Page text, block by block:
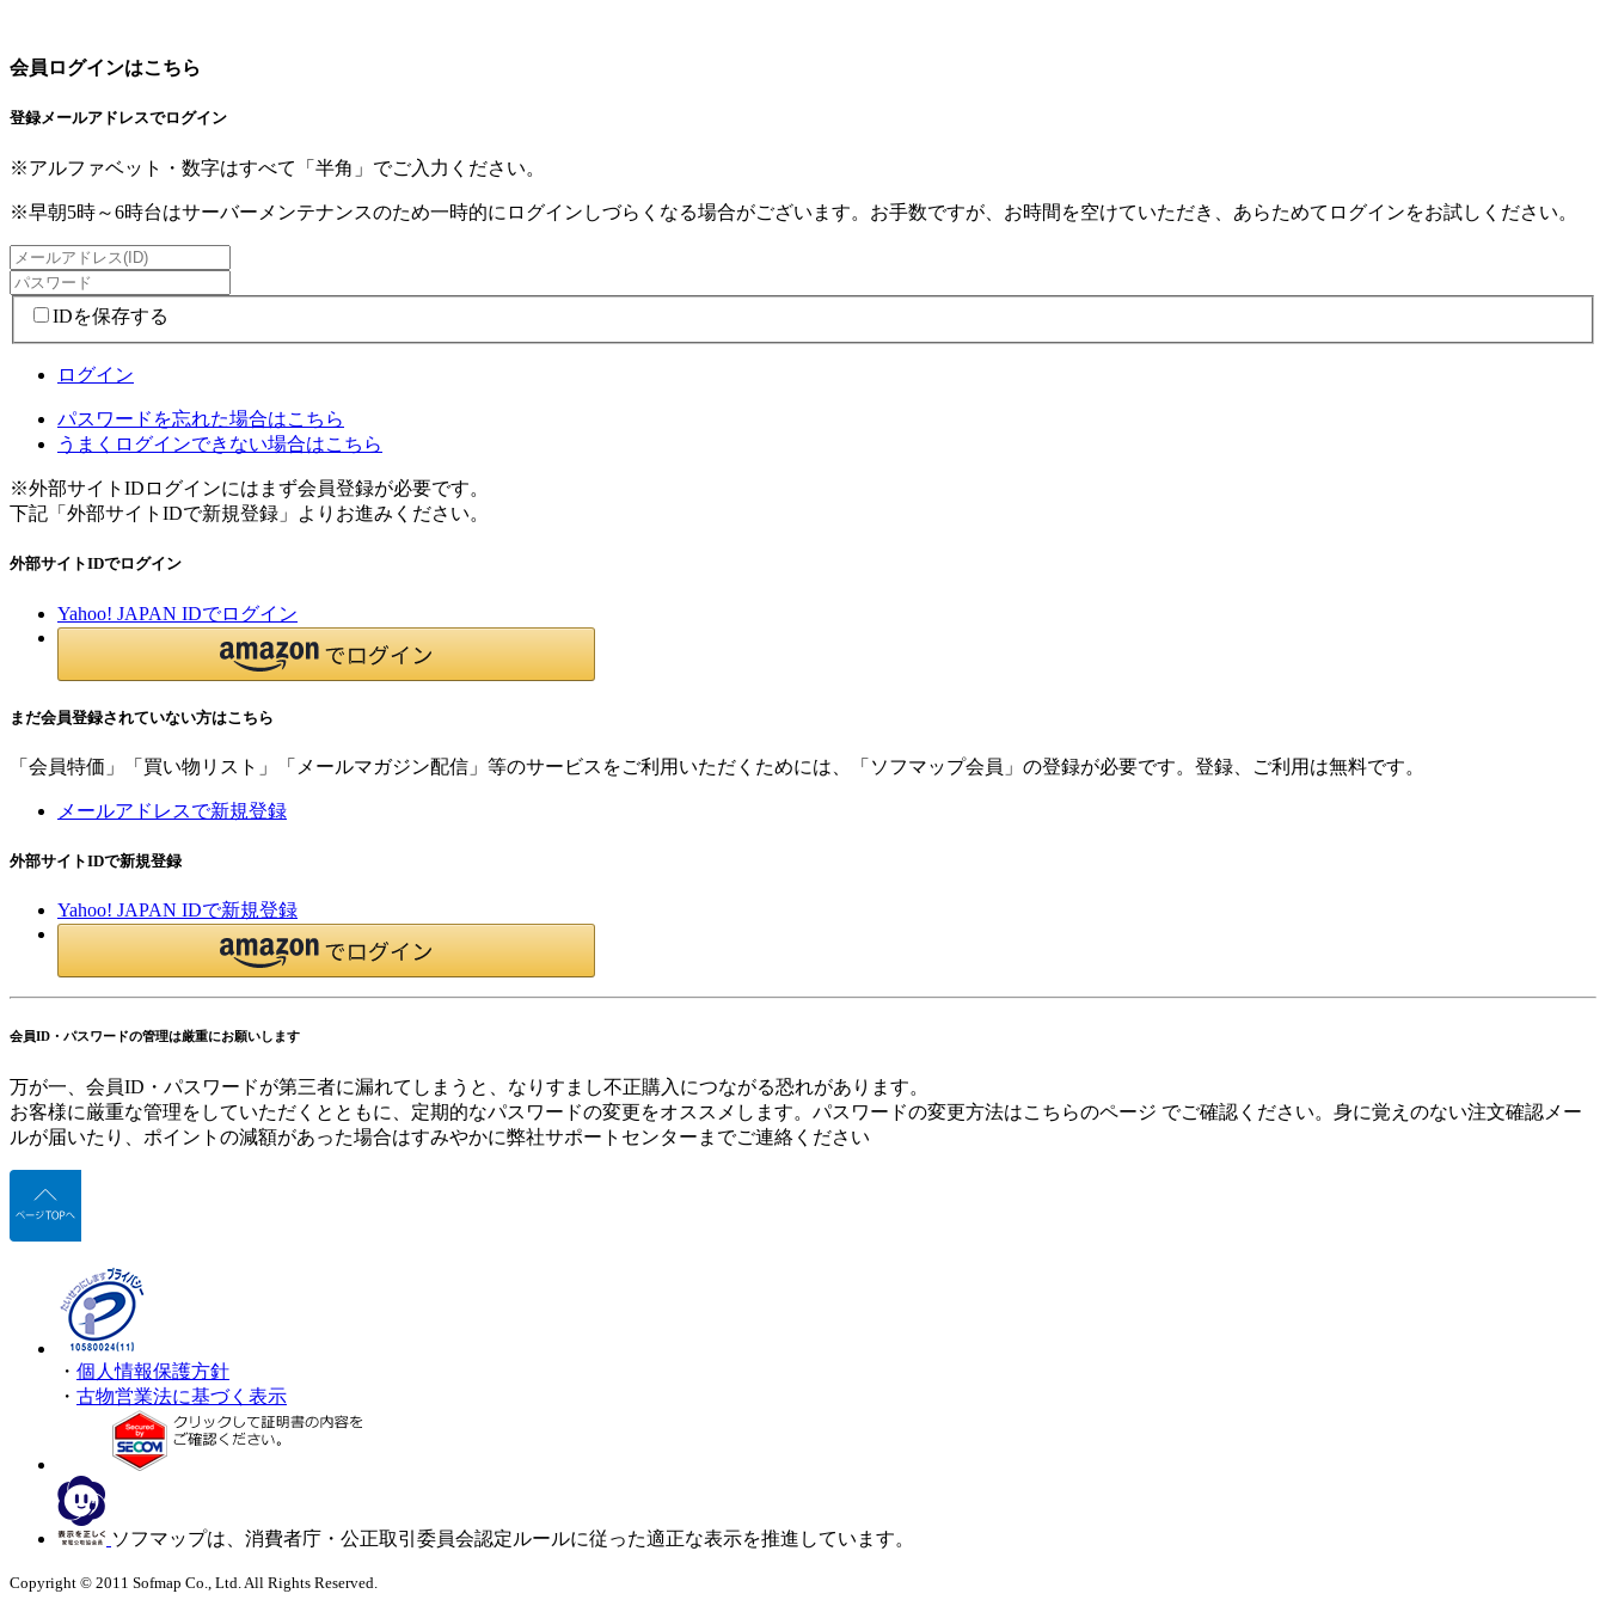
会員ログインはこちら
登録メールアドレスでログイン
※アルファベット・数字はすべて「半角」でご入力ください。
※早朝5時～6時台はサーバーメンテナンスのため一時的にログインしづらくなる場合がございます。お手数ですが、お時間を空けていただき、あらためてログインをお試しください。
IDを保存する
ログイン
パスワードを忘れた場合はこちら
うまくログインできない場合はこちら
※外部サイトIDログインにはまず会員登録が必要です。
下記「外部サイトIDで新規登録」よりお進みください。
外部サイトIDでログイン
Yahoo! JAPAN IDでログイン
まだ会員登録されていない方はこちら
「会員特価」「買い物リスト」「メールマガジン配信」等のサービスをご利用いただくためには、「ソフマップ会員」の登録が必要です。登録、ご利用は無料です。
メールアドレスで新規登録
外部サイトIDで新規登録
Yahoo! JAPAN IDで新規登録
会員ID・パスワードの管理は厳重にお願いします
万が一、会員ID・パスワードが第三者に漏れてしまうと、なりすまし不正購入につながる恐れがあります。
お客様に厳重な管理をしていただくとともに、定期的なパスワードの変更をオススメします。パスワードの変更方法はこちらのページ でご確認ください。身に覚えのない注文確認メー
ルが届いたり、ポイントの減額があった場合はすみやかに弊社サポートセンターまでご連絡ください
・ 個人情報保護方針
・ 古物営業法に基づく表示
ソフマップは、消費者庁・公正取引委員会認定ルールに従った適正な表示を推進しています。
Copyright © 2011 Sofmap Co., Ltd. All Rights Reserved.